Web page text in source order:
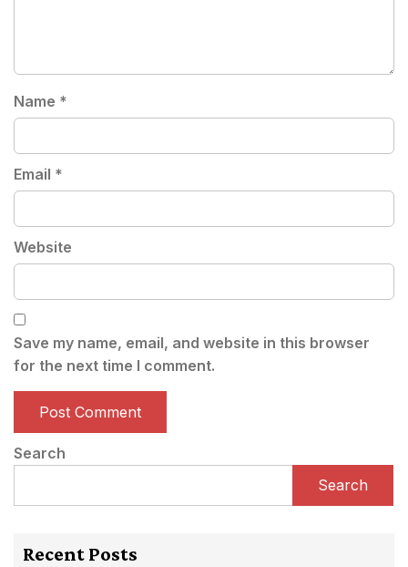
Name *
Email *
Website
Save my name, email, and website in this browser
for the next time I comment.
Search
Search
Recent Posts